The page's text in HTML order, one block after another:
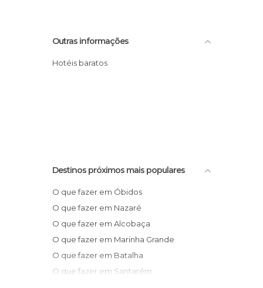
Outras informações
Hotéis baratos
Destinos próximos mais populares
O que fazer em Óbidos
O que fazer em Nazaré
O que fazer em Alcobaça
O que fazer em Marinha Grande
O que fazer em Batalha
O que fazer em Santarém